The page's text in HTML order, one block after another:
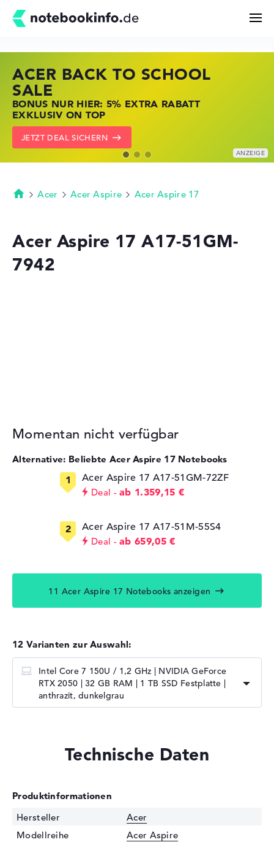
Kaufberatung
Technik & Wissen
Deals
ACER BACK TO SCHOOL
SALE
BONUS NUR HIER: 5% EXTRA RABATT
EXKLUSIV ON TOP
JETZT DEAL SICHERN
HP STORE SSV DEALS
JETZT ZUGREIFEN: NOTEBOOKS BEI HP
KRÄFTIG REDUZIERT
ZU DEN HP ANGEBOTEN
LENOVO LAPTOP DEALS
NOTEBOOKS BEI LENOVO JETZT
KRÄFTIG REDUZIERT
LENOVO DEALS ZEIGEN
Startseite
Acer Acer Aspire Acer Aspire 17
Acer Aspire 17 A17-51GM-
7942
Momentan nicht verfügbar
Alternative: Beliebte Acer Aspire 17 Notebooks
Acer Aspire 17 A17-51GM-72ZF
Deal ab 1.359,15 €
Acer Aspire 17 A17-51M-55S4
Deal ab 659,05 €
11 Acer Aspire 17 Notebooks anzeigen
12 Varianten zur Auswahl:
Intel Core 7 150U / 1,2 GHz | NVIDIA GeForce
RTX 2050 | 32 GB RAM | 1 TB SSD Festplatte |
anthrazit, dunkelgrau
Technische Daten
Produktinformationen
Hersteller
Acer
Modellreihe
Acer Aspire